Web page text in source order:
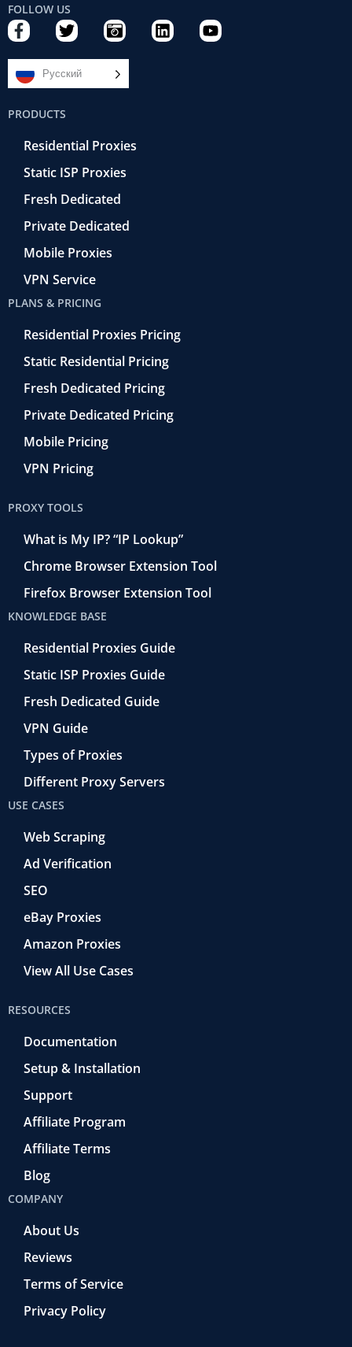
FOLLOW US
F
a
c
e
b
o
o
k
T
w
i
t
t
C
a
m
e
r
e
t
r
o
L
i
Y
o
Русский
PRODUCTS
Residential Proxies
Static ISP Proxies
Fresh Dedicated
Private Dedicated
Mobile Proxies
VPN Service
PLANS & PRICING
Residential Proxies Pricing
Static Residential Pricing
Fresh Dedicated Pricing
Private Dedicated Pricing
Mobile Pricing
VPN Pricing
PROXY TOOLS
What is My IP? “IP Lookup”
Chrome Browser Extension Tool
Firefox Browser Extension Tool
KNOWLEDGE BASE
Residential Proxies Guide
Static ISP Proxies Guide
Fresh Dedicated Guide
VPN Guide
Types of Proxies
Different Proxy Servers
USE CASES
Web Scraping
Ad Verification
SEO
eBay Proxies
Amazon Proxies
View All Use Cases
RESOURCES
Documentation
Setup & Installation
Support
Affiliate Program
Affiliate Terms
Blog
COMPANY
About Us
Reviews
Terms of Service
Privacy Policy